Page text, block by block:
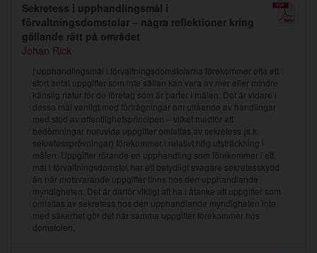
Sekretess i upphandlingsmål i
förvaltningsdomstolar – några reflektioner kring
gällande rätt på området
Johan Rick
I upphandlingsmål i förvaltningsdomstolarna förekommer ofta ett
stort antal uppgifter som inte sällan kan vara av mer eller mindre
känslig natur för de företag som är parter i målen. Det är vidare i
dessa mål vanligt med förfrågningar om utfående av handlingar
med stöd av offentlighetsprincipen – vilket medför att
bedömningar huruvida uppgifter omfattas av sekretess (s.k.
sekretessprövningar) förekommer i relativt hög utsträckning i
målen. Uppgifter rörande en upphandling som förekommer i ett
mål i förvaltningsdomstol har ett betydligt svagare sekretesskydd
än när motsvarande uppgifter finns hos den upphandlande
myndigheten. Det är därför viktigt att ha i åtanke att uppgifter som
omfattas av sekretess hos den upphandlande myndigheten inte
med säkerhet gör det när samma uppgifter förekommer hos
domstolen.